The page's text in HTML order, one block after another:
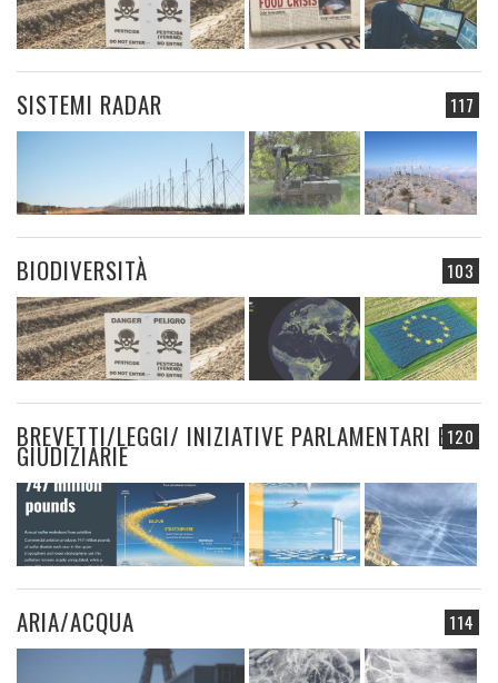
117
SISTEMI RADAR
103
BIODIVERSITÀ
120
BREVETTI/LEGGI/ INIZIATIVE PARLAMENTARI E
GIUDIZIARIE
114
ARIA/ACQUA